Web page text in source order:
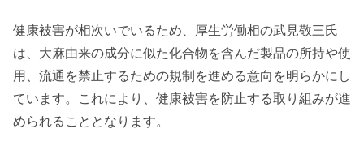
健康被害が相次いでいるため、厚生労働相の武見敬三氏
は、大麻由来の成分に似た化合物を含んだ製品の所持や使
用、流通を禁止するための規制を進める意向を明らかにし
ています。これにより、健康被害を防止する取り組みが進
められることとなります。